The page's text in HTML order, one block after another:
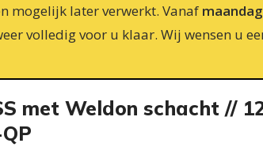
mogelijk later verwerkt. Vanaf
volledig voor u klaar. Wij wensen u
met Weldon schacht //